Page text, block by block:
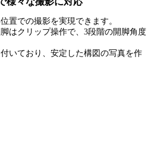
置での撮影を実現できます。
はクリップ操作で、3段階の開脚角度
いており、安定した構図の写真を作